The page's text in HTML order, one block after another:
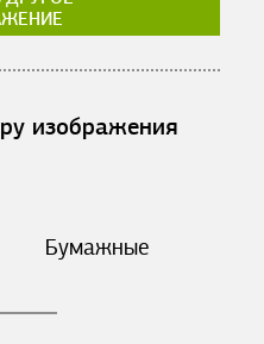
изображения
Бумажные